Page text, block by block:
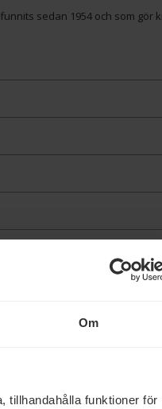
Om
tillhandahålla funktioner för
sedan 1954 och som gör